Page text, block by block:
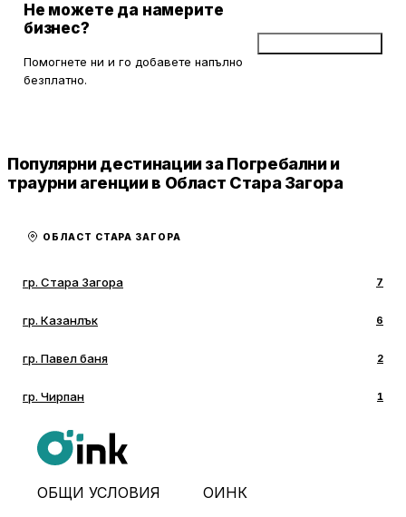
Не можете да намерите
бизнес?
Помогнете ни и го добавете напълно
безплатно.
Популярни дестинации за Погребални и
траурни агенции в Област Стара Загора
ОБЛАСТ СТАРА ЗАГОРА
гр. Стара Загора 7
гр. Казанлък 6
гр. Павел баня 2
гр. Чирпан 1
ОБЩИ УСЛОВИЯ ОИНК